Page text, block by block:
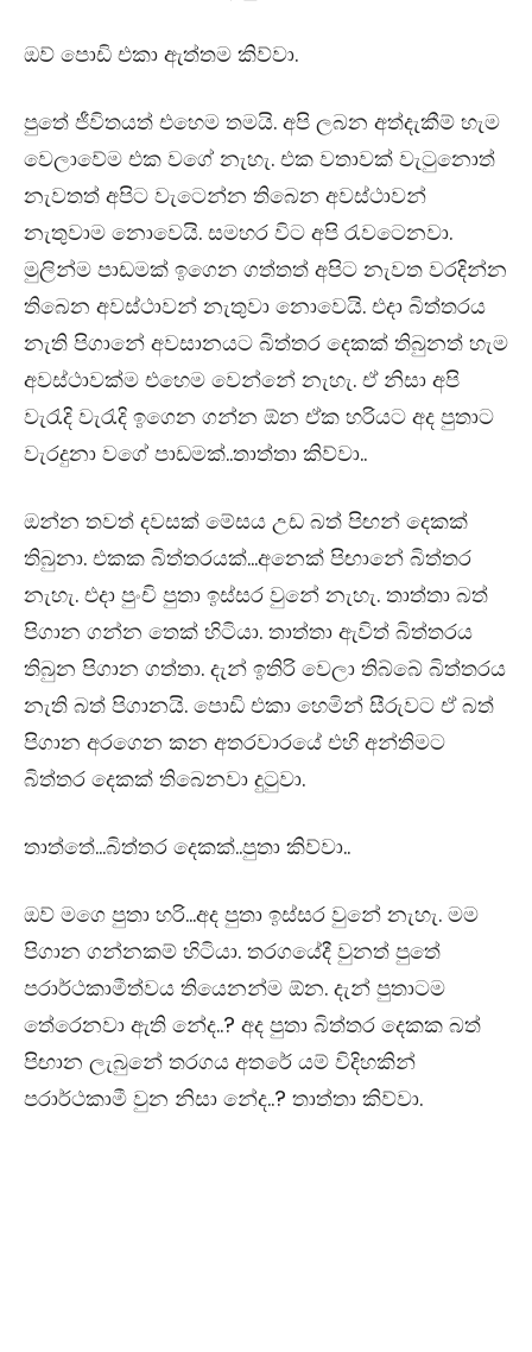
ඔව් පොඩි එකා ඇත්තම කිව්වා.
පුතේ ජීවිතයත් එහෙම තමයි. අපි ලබන අත්දැකීම් හැම
වෙලාවේම එක වගේ නැහැ. එක වතාවක් වැටුනොත්
නැවතත් අපිට වැටෙන්න තිබෙන අවස්ථාවන්
නැතුවාම නොවෙයි. සමහර විට අපි රැවටෙනවා.
මුලින්ම පාඩමක් ඉගෙන ගත්තත් අපිට නැවත වරදින්න
තිබෙන අවස්ථාවන් නැතුවා නොවෙයි. එදා බිත්තරය
නැති පිගානේ අවසානයට බිත්තර දෙකක් තිබුනත් හැම
අවස්ථාවක්ම එහෙම වෙන්නේ නැහැ. ඒ නිසා අපි
වැරැදි වැරැදි ඉගෙන ගන්න ඕන ඒක හරියට අද පුතාට
වැරදුනා වගේ පාඩමක්..තාත්තා කිව්වා..
ඔන්න තවත් දවසක් මේසය උඩ බත් පිඟන් දෙකක්
තිබුනා. එකක බිත්තරයක්…අනෙක් පිඟානේ බිත්තර
නැහැ. එදා පුංචි පුතා ඉස්සර වුනේ නැහැ. තාත්තා බත්
පිගාන ගන්න තෙක් හිටියා. තාත්තා ඇවිත් බිත්තරය
තිබුන පිගාන ගත්තා. දැන් ඉතිරි වෙලා තිබ්බේ බිත්තරය
නැති බත් පිගානයි. පොඩි එකා හෙමින් සීරුවට ඒ බත්
පිගාන අරගෙන කන අතරවාරයේ එහි අන්තිමට
බිත්තර දෙකක් තිබෙනවා දුටුවා.
තාත්තේ…බිත්තර දෙකක්..පුතා කිව්වා..
ඔව් මගෙ පුතා හරි…අද පුතා ඉස්සර වුනේ නැහැ. මම
පිගාන ගන්නකම් හිටියා. තරගයේදී වුනත් පුතේ
පරාර්ථකාමීත්වය තියෙනන්ම ඕන. දැන් පුතාටම
තේරෙනවා ඇති නේද..? අද පුතා බිත්තර දෙකක බත්
පිඟාන ලැබුනේ තරගය අතරේ යම් විදිහකින්
පරාර්ථකාමී වුන නිසා නේද..? තාත්තා කිව්වා.